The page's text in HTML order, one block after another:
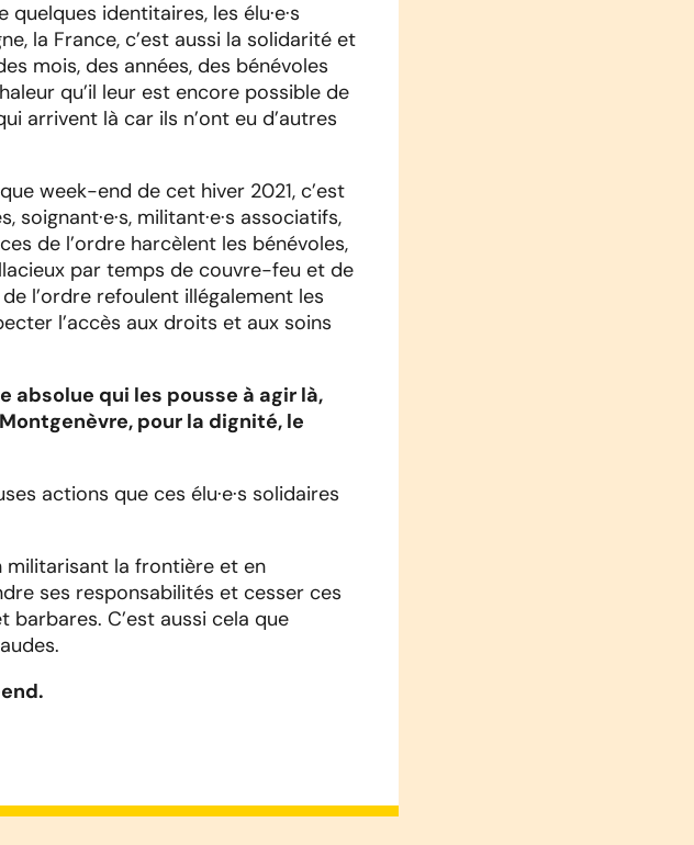
identitaires, les élu·e·s
la France, c’est aussi la solidarité et
mois, des années, des bénévoles
qu’il leur est encore possible de
arrivent là car ils n’ont eu d’autres
week-end de cet hiver 2021, c’est
militant·e·s associatifs,
de l’ordre harcèlent les bénévoles,
par temps de couvre-feu et de
l’ordre refoulent illégalement les
l’accès aux droits et aux soins
absolue qui les pousse à agir là,
pour la dignité, le
actions que ces élu·e·s solidaires
militarisant la frontière et en
ses responsabilités et cesser ces
barbares. C’est aussi cela que